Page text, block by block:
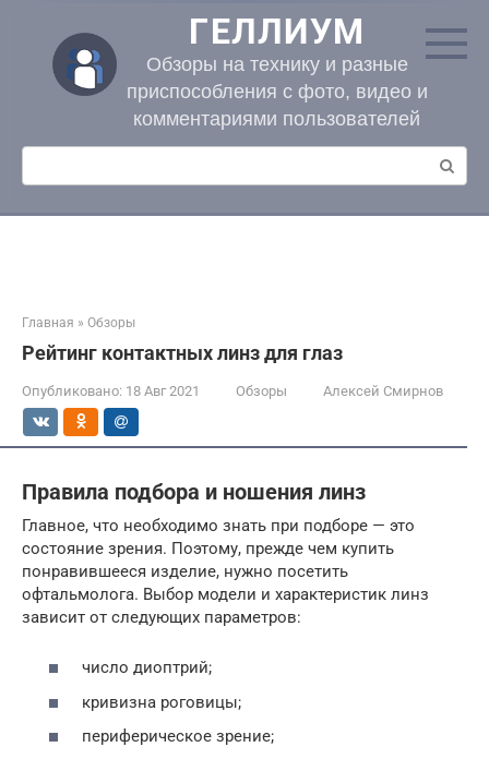
контенту
ГЕЛЛИУМ
Обзоры на технику и разные
приспособления с фото, видео и
комментариями пользователей
Поиск:
Главная » Обзоры
Рейтинг контактных линз для глаз
Опубликовано: 18 Авг 2021 Обзоры Алексей Смирнов
Правила подбора и ношения линз
Главное, что необходимо знать при подборе — это
состояние зрения. Поэтому, прежде чем купить
понравившееся изделие, нужно посетить
офтальмолога. Выбор модели и характеристик линз
зависит от следующих параметров:
число диоптрий;
кривизна роговицы;
периферическое зрение;